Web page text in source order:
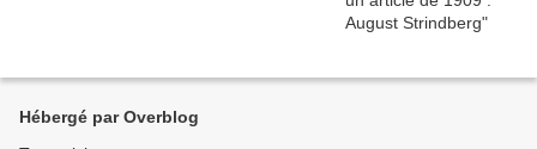
Hébergé par Overblog